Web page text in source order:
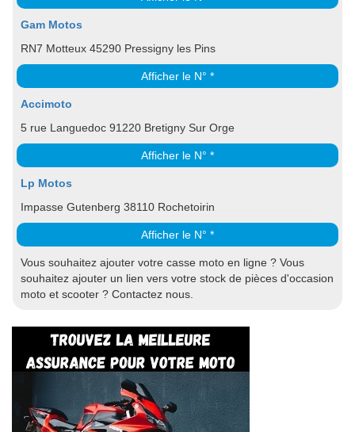
Gam Motos
RN7 Motteux 45290 Pressigny les Pins
Afficher le N° *
Accimoto
5 rue Languedoc 91220 Bretigny Sur Orge
Afficher le N° *
Lp Motos
Impasse Gutenberg 38110 Rochetoirin
Afficher le N° *
Vous souhaitez ajouter votre casse moto en ligne ? Vous
souhaitez ajouter un lien vers votre stock de pièces d'occasion
moto et scooter ? Contactez nous.